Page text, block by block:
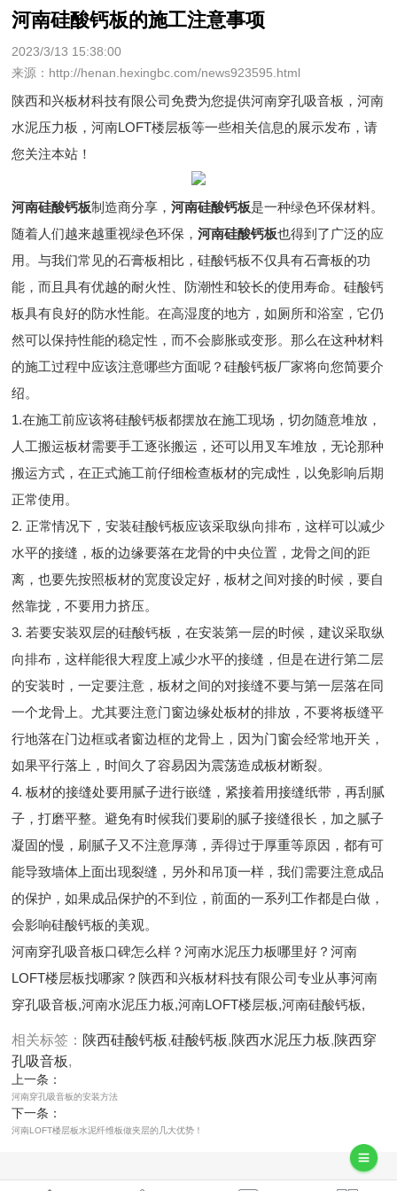
河南硅酸钙板的施工注意事项
2023/3/13 15:38:00
来源：http://henan.hexingbc.com/news923595.html
陕西和兴板材科技有限公司免费为您提供河南穿孔吸音板 ，河南
水泥压力板，河南LOFT楼层板等一些相关信息的展示发布，请
您关注本站！
河南硅酸钙板制造商分享，河南硅酸钙板是一种绿色环保材料。
随着人们越来越重视绿色环保，河南硅酸钙板也得到了广泛的应
用。与我们常见的石膏板相比，硅酸钙板不仅具有石膏板的功
能，而且具有优越的耐火性、防潮性和较长的使用寿命。硅酸钙
板具有良好的防水性能。在高湿度的地方，如厕所和浴室，它仍
然可以保持性能的稳定性，而不会膨胀或变形。那么在这种材料
的施工过程中应该注意哪些方面呢？硅酸钙板厂家将向您简要介
绍。
1.在施工前应该将硅酸钙板都摆放在施工现场，切勿随意堆放，
人工搬运板材需要手工逐张搬运，还可以用叉车堆放，无论那种
搬运方式，在正式施工前仔细检查板材的完成性，以免影响后期
正常使用。
2. 正常情况下，安装硅酸钙板应该采取纵向排布，这样可以减少
水平的接缝，板的边缘要落在龙骨的中央位置，龙骨之间的距
离，也要先按照板材的宽度设定好，板材之间对接的时候，要自
然靠拢，不要用力挤压。
3. 若要安装双层的硅酸钙板，在安装第一层的时候，建议采取纵
向排布，这样能很大程度上减少水平的接缝，但是在进行第二层
的安装时，一定要注意，板材之间的对接缝不要与第一层落在同
一个龙骨上。尤其要注意门窗边缘处板材的排放，不要将板缝平
行地落在门边框或者窗边框的龙骨上，因为门窗会经常地开关，
如果平行落上，时间久了容易因为震荡造成板材断裂。
4. 板材的接缝处要用腻子进行嵌缝，紧接着用接缝纸带，再刮腻
子，打磨平整。避免有时候我们要刷的腻子接缝很长，加之腻子
凝固的慢，刷腻子又不注意厚薄，弄得过于厚重等原因，都有可
能导致墙体上面出现裂缝，另外和吊顶一样，我们需要注意成品
的保护，如果成品保护的不到位，前面的一系列工作都是白做，
会影响硅酸钙板的美观。
河南穿孔吸音板口碑怎么样？河南水泥压力板哪里好？河南
LOFT楼层板找哪家？陕西和兴板材科技有限公司专业从事河南
穿孔吸音板,河南水泥压力板,河南LOFT楼层板,河南硅酸钙板,
相关标签： 陕西硅酸钙板,硅酸钙板,陕西水泥压力板,陕西穿
孔吸音板,
上一条：
河南穿孔吸音板的安装方法
下一条：
河南LOFT楼层板水泥纤维板做夹层的几大优势！